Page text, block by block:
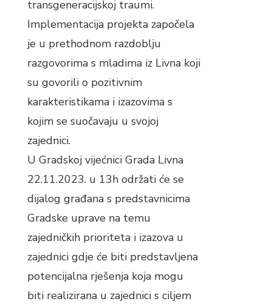
transgeneracijskoj traumi.
Implementacija projekta započela
je u prethodnom razdoblju
razgovorima s mladima iz Livna koji
su govorili o pozitivnim
karakteristikama i izazovima s
kojim se suočavaju u svojoj
zajednici.
U Gradskoj vijećnici Grada Livna
22.11.2023. u 13h održati će se
dijalog građana s predstavnicima
Gradske uprave na temu
zajedničkih prioriteta i izazova u
zajednici gdje će biti predstavljena
potencijalna rješenja koja mogu
biti realizirana u zajednici s ciljem